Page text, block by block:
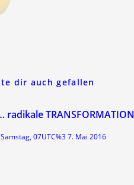
dir auch gefallen
radikale TRANSFORMATION
Samstag, 07UTC%3 7. Mai 2016